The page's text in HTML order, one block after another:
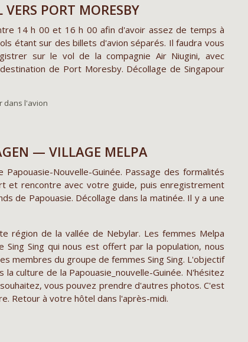
PORT MORESBY
14 h 00 et 16 h 00 afin d'avoir assez de temps à
étant sur des billets d'avion séparés. Il faudra vous
sur le vol de la compagnie Air Niugini, avec
de Port Moresby. Décollage de Singapour
dans l'avion
— VILLAGE MELPA
Nouvelle-Guinée. Passage des formalités
et rencontre avec votre guide, puis enregistrement
de Papouasie. Décollage dans la matinée. Il y a une
région de la vallée de Nebylar. Les femmes Melpa
Sing qui nous est offert par la population, nous
membres du groupe de femmes Sing Sing. L'objectif
culture de la Papouasie_nouvelle-Guinée. N'hésitez
vous pouvez prendre d'autres photos. C'est
Retour à votre hôtel dans l'après-midi.